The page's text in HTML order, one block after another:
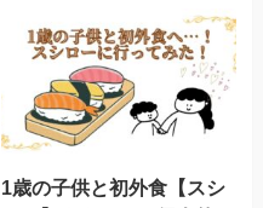
1歳の子供と初外食【スシ